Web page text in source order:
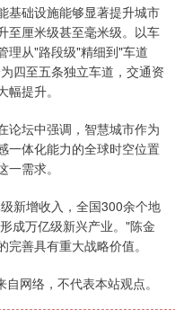
基础设施能够显著提升城市
至厘米级甚至毫米级。以车
理从"路段级"精细到"车道
四至五条独立车道，交通资
提升。
论坛中强调，智慧城市作为
一体化能力的全球时空位置
需求。
新增收入，全国300余个地
成万亿级新兴产业。"陈金
善具有重大战略价值。
网络，不代表本站观点。